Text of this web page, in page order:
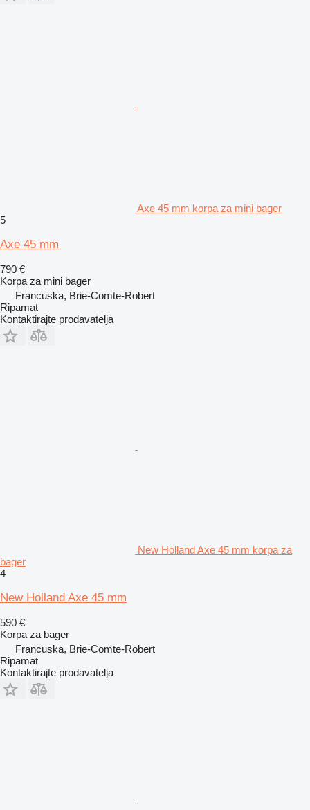
Axe 45 mm korpa za mini bager
5
Axe 45 mm
790 €
Korpa za mini bager
Francuska, Brie-Comte-Robert
Ripamat
Kontaktirajte prodavatelja
New Holland Axe 45 mm korpa za
bager
4
New Holland Axe 45 mm
590 €
Korpa za bager
Francuska, Brie-Comte-Robert
Ripamat
Kontaktirajte prodavatelja